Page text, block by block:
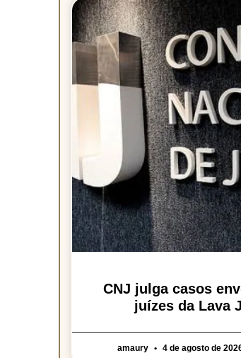
CNJ julga casos
juízes da Lava
amaury 4 de agosto de